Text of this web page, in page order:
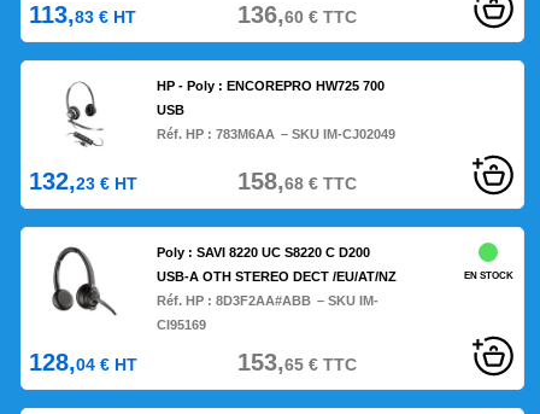
113,83 € HT 136,60€TTC
HP - Poly : ENCOREPRO HW725 700
USB
Réf. HP :783M6AA – SKU IM-CJ02049
132,23 € HT 158,68€TTC
Poly : SAVI 8220 UC S8220 C D200
USB-A OTH STEREO DECT /EU/AT/NZ
Réf. HP :8D3F2AA#ABB – SKU IM-
CI95169
EN STOCK
128,04 € HT 153,65€TTC